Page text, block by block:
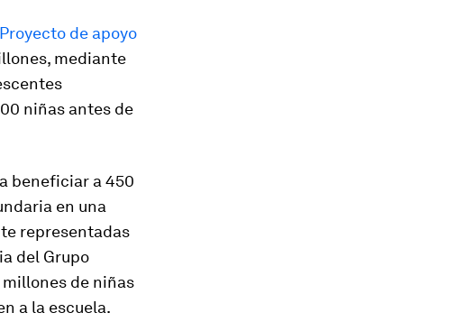
de apoyo
mediante
niñas antes de
beneficiar a 450
en una
representadas
del Grupo
de niñas
a la escuela.